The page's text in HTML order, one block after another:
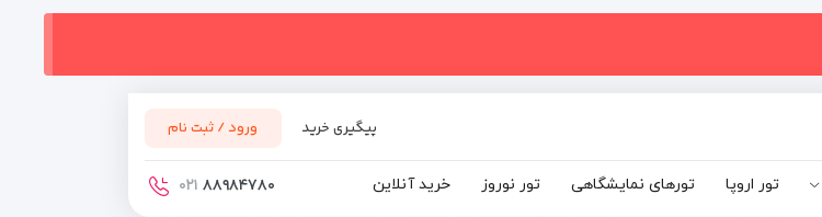
پیگیری خرید ورود / ثبت نام
تور اروپا تورهای نمایشگاهی تور نوروز خرید آنلاین ۸۸۹۸۴۷۸۰ ۰۲۱